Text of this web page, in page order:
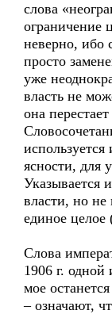
слова
ограничение
неверно, ибо
просто
уже
власть не
она
ясности, для
Указывается
власти, но не
единое целое
Слова
1906 г.
мое
– означают,